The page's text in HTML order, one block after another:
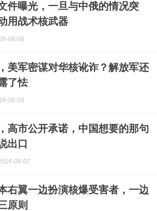
件曝光，一旦与中俄的情况突
用战术核武器
08-08
美军密谋对华核讹诈？解放军还
了怯
08-08
高市公开承诺，中国想要的那句
出口
08-07
右翼一边扮演核爆受害者，一边
原则